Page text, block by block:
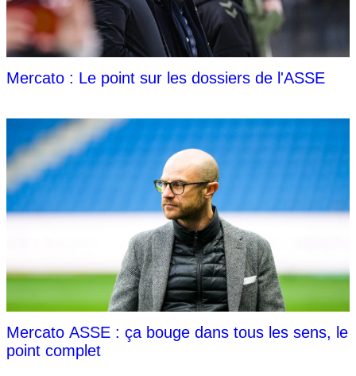
Mercato : Le point sur les dossiers de l'ASSE
Mercato ASSE : ça bouge dans tous les sens, le
point complet